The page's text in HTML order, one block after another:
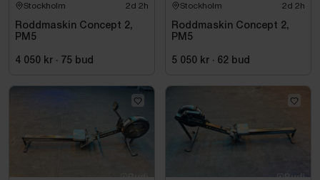
Stockholm 2d 2h
Roddmaskin Concept 2,
PM5
4 050 kr · 75 bud
Stockholm 2d 2h
Roddmaskin Concept 2,
PM5
5 050 kr · 62 bud